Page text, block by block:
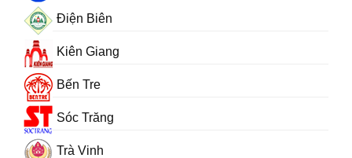
Điện Biên
Kiên Giang
Bến Tre
Sóc Trăng
Trà Vinh